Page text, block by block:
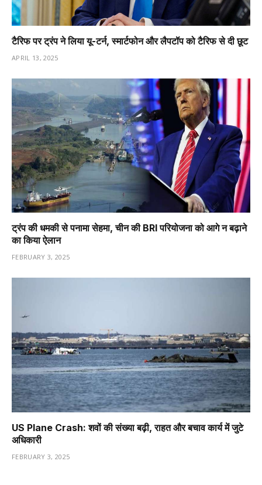
टैरिफ पर ट्रंप ने लिया यू-टर्न, स्मार्टफोन और लैपटॉप को टैरिफ से दी छूट
APRIL 13, 2025
ट्रंप की धमकी से पनामा सेहमा, चीन की BRI परियोजना को आगे न बढ़ाने
का किया ऐलान
FEBRUARY 3, 2025
US Plane Crash: शवों की संख्या बढ़ी, राहत और बचाव कार्य में जुटे
अधिकारी
FEBRUARY 3, 2025